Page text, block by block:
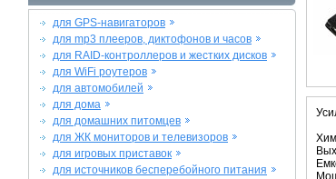
для GPS-навигаторов
для mp3 плееров, диктофонов и часов
для RAID-контроллеров и жестких дисков
для WiFi роутеров
для автомобилей
для дома
для домашних питомцев
для ЖК мониторов и телевизоров
для игровых приставок
для источников бесперебойного питания